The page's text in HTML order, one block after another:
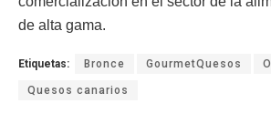
de alta gama.
Etiquetas: Bronce GourmetQuesos
Quesos canarios